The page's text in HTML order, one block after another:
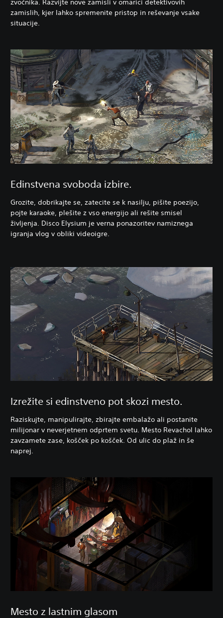
zvočnika. Razvijte nove zamisli v omarici detektivovih
zamislih, kjer lahko spremenite pristop in reševanje vsake
situacije.
Edinstvena svoboda izbire.
Grozite, dobrikajte se, zatecite se k nasilju, pišite poezijo,
pojte karaoke, plešite z vso energijo ali rešite smisel
življenja. Disco Elysium je verna ponazoritev namiznega
igranja vlog v obliki videoigre.
Izrežite si edinstveno pot skozi mesto.
Raziskujte, manipulirajte, zbirajte embalažo ali postanite
milijonar v neverjetnem odprtem svetu. Mesto Revachol lahko
zavzamete zase, košček po košček. Od ulic do plaž in še
naprej.
Mesto z lastnim glasom